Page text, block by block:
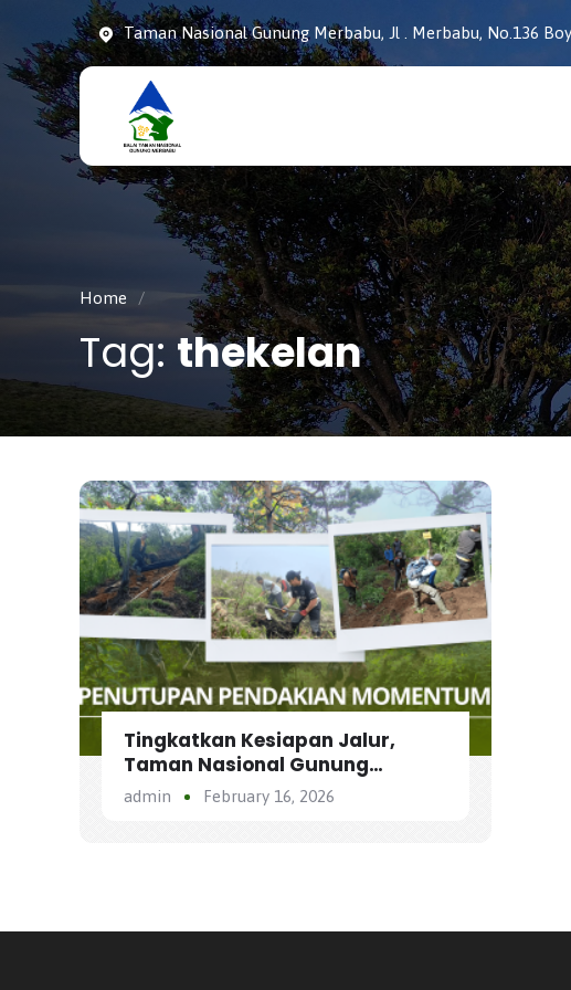
Taman Nasional Gunung Merbabu, Jl . Merbabu, No.136
Taman
Nasiona
Gunung
Merbabu
tngunungmerbabu,
tamannasional,
gunungmerbabu,
Home /
Tag:thekelan
Tingkatkan Kesiapan Jalur,
Taman Nasional Gunung
Merbabu Manfaatkan Masa
Penutupan untuk Pemeliharaan
admin February 16, 2026